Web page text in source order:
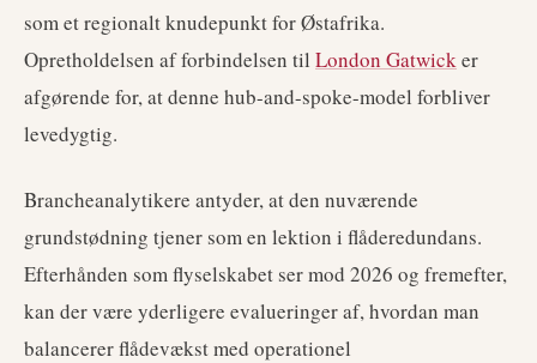
som et regionalt knudepunkt for Østafrika.
Opretholdelsen af forbindelsen til London Gatwicker
afgørende for, at denne hub-and-spoke-model forbliver
levedygtig.
Brancheanalytikere antyder, at den nuværende
grundstødning tjener som en lektion i flåderedundans.
Efterhånden som flyselskabet ser mod 2026 og fremefter,
kan der være yderligere evalueringer af, hvordan man
balancerer flådevækst med operationel